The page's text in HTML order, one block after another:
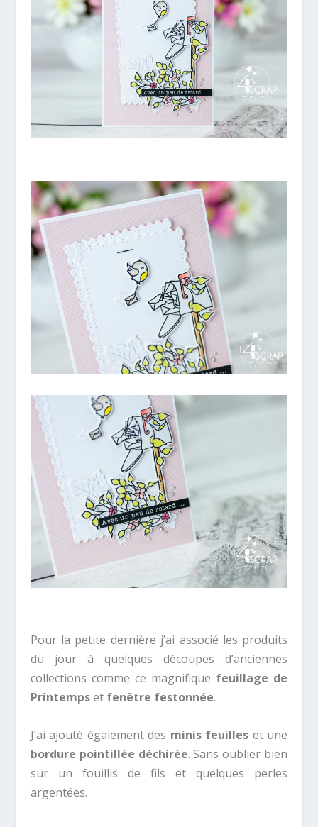
Pour la petite dernière j’ai associé les produits
du jour à quelques découpes d’anciennes
collections comme ce magnifique feuillage de
Printempset fenêtre festonnée.
J’ai ajouté également des minis feuilles et une
bordure pointillée déchirée. Sans oublier bien
sur un fouillis de fils et quelques perles
argentées.